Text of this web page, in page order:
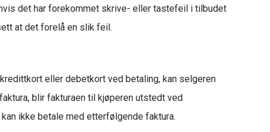
det har forekommet skrive- eller tastefeil i tilbudet
at det forelå en slik feil.
eller debetkort ved betaling, kan selgeren
blir fakturaen til kjøperen utstedt ved
ikke betale med etterfølgende faktura.